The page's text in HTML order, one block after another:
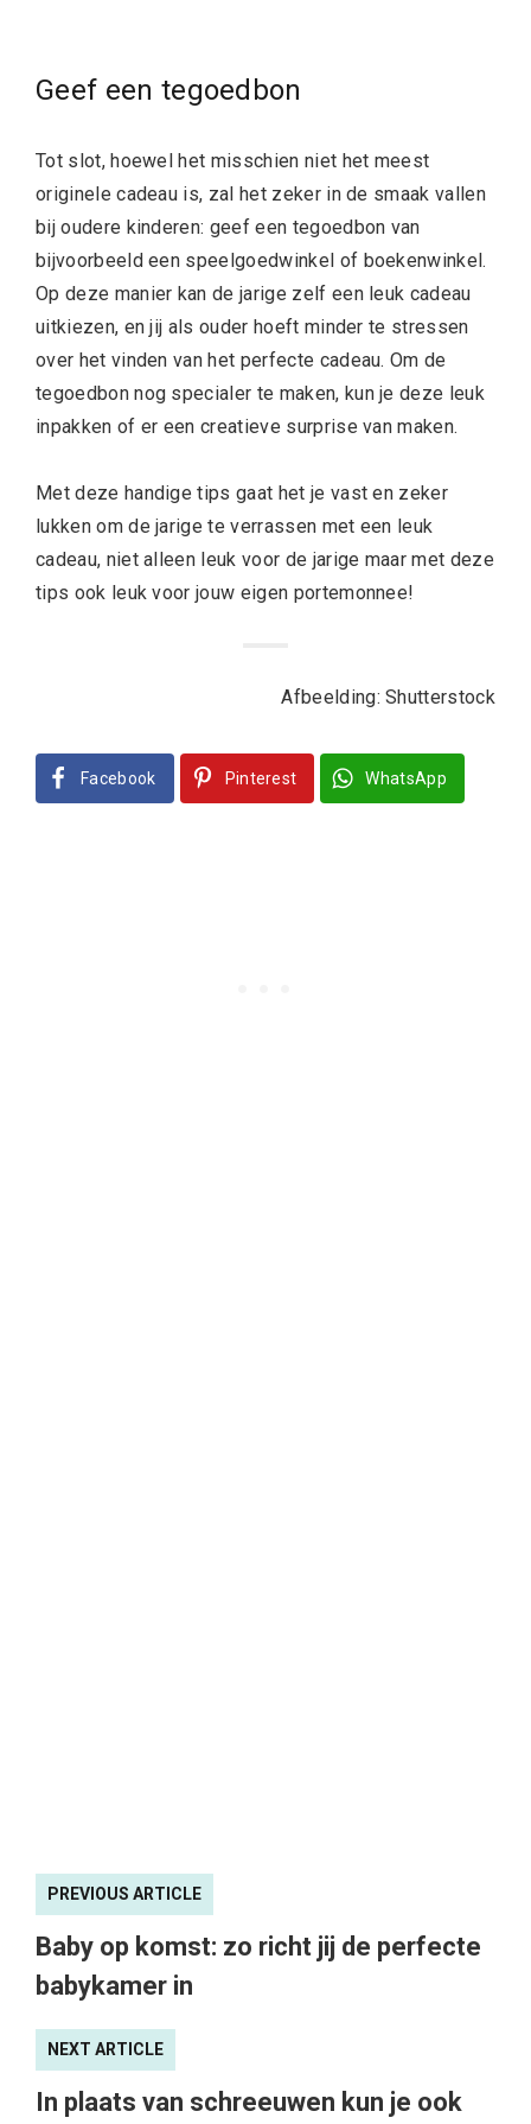
Geef een tegoedbon
Tot slot, hoewel het misschien niet het meest
originele cadeau is, zal het zeker in de smaak vallen
bij oudere kinderen: geef een tegoedbon van
bijvoorbeeld een speelgoedwinkel of boekenwinkel.
Op deze manier kan de jarige zelf een leuk cadeau
uitkiezen, en jij als ouder hoeft minder te stressen
over het vinden van het perfecte cadeau. Om de
tegoedbon nog specialer te maken, kun je deze leuk
inpakken of er een creatieve surprise van maken.
Met deze handige tips gaat het je vast en zeker
lukken om de jarige te verrassen met een leuk
cadeau, niet alleen leuk voor de jarige maar met deze
tips ook leuk voor jouw eigen portemonnee!
Afbeelding: Shutterstock
Facebook Pinterest WhatsApp
PREVIOUS ARTICLE
Baby op komst: zo richt jij de perfecte
babykamer in
NEXT ARTICLE
In plaats van schreeuwen kun je ook